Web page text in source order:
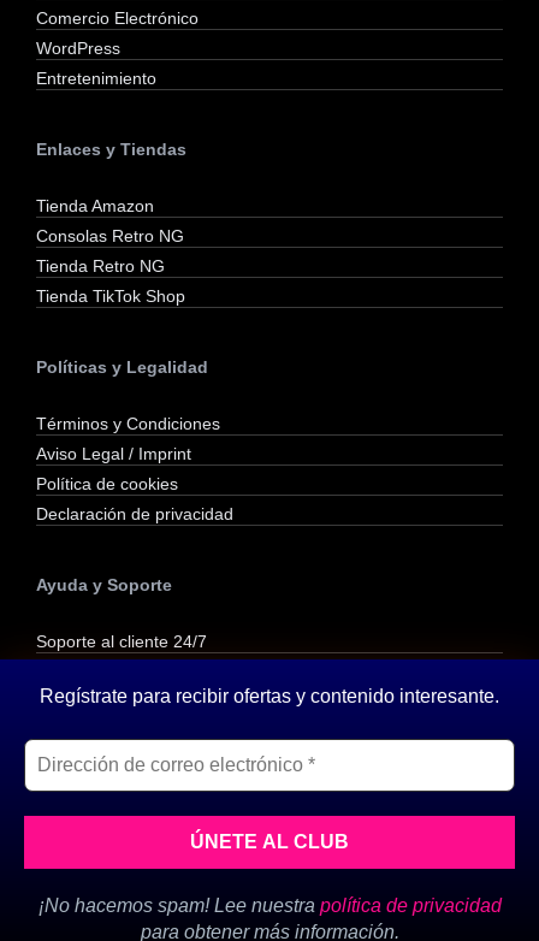
Comercio Electrónico
WordPress
Entretenimiento
Enlaces y Tiendas
Tienda Amazon
Consolas Retro NG
Tienda Retro NG
Tienda TikTok Shop
Políticas y Legalidad
Términos y Condiciones
Aviso Legal / Imprint
Política de cookies
Declaración de privacidad
Ayuda y Soporte
Soporte al cliente 24/7
Contactar por WhatsApp
Inicio»frameworks
© 2026 SVP Formats - Agencia de Marketing Digital en Girona - Todos los
derechos reservados
Regístrate para recibir ofertas y contenido interesante.
¡No hacemos spam! Lee nuestra política de privacidad
para obtener más información.